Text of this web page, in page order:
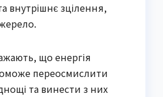
внутрішнє зцілення,
що енергія
переосмислити
та винести з них